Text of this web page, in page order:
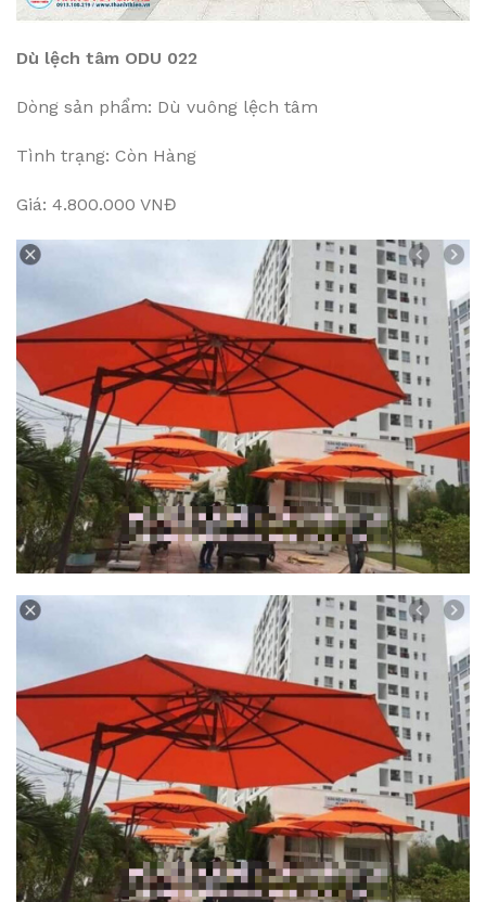
Dù lệch tâm ODU 022
Dòng sản phẩm: Dù vuông lệch tâm
Tình trạng: Còn Hàng
Giá: 4.800.000 VNĐ